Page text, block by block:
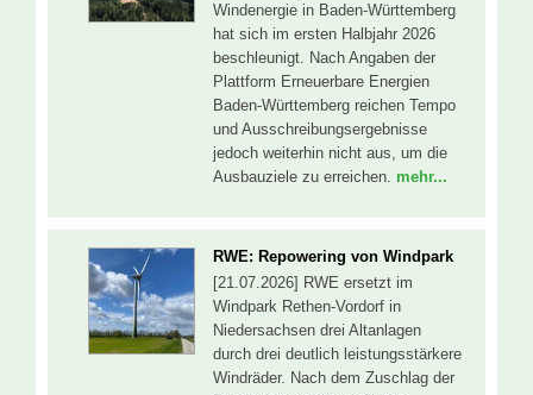
Windenergie in Baden-Württemberg
hat sich im ersten Halbjahr 2026
beschleunigt. Nach Angaben der
Plattform Erneuerbare Energien
Baden-Württemberg reichen Tempo
und Ausschreibungsergebnisse
jedoch weiterhin nicht aus, um die
Ausbauziele zu erreichen. mehr...
RWE: Repowering von Windpark
[21.07.2026] RWE ersetzt im
Windpark Rethen-Vordorf in
Niedersachsen drei Altanlagen
durch drei deutlich leistungsstärkere
Windräder. Nach dem Zuschlag der